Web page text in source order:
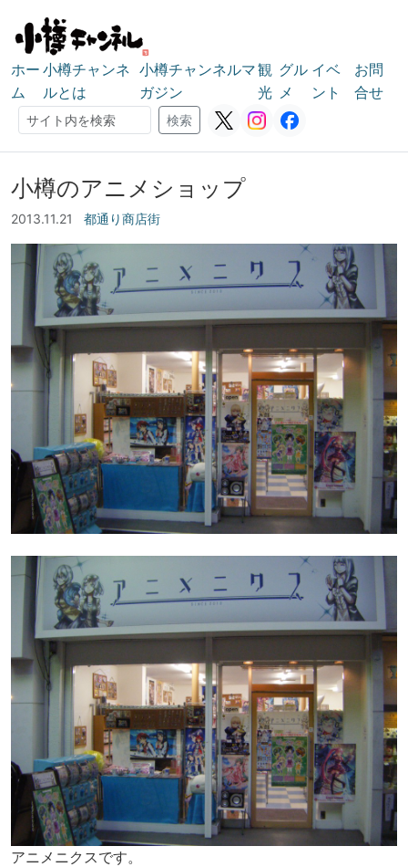
ホー
ム
小樽チャンネ
ルとは
小樽チャンネルマ
ガジン
観
光
グル
メ
イベ
ント
お問
合せ
検索
検索
小樽のアニメショップ
2013.11.21 都通り商店街
アニメニクスです。